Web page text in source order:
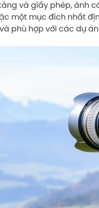
và giấy phép, ảnh
một mục đích nhất
phù hợp với các dự